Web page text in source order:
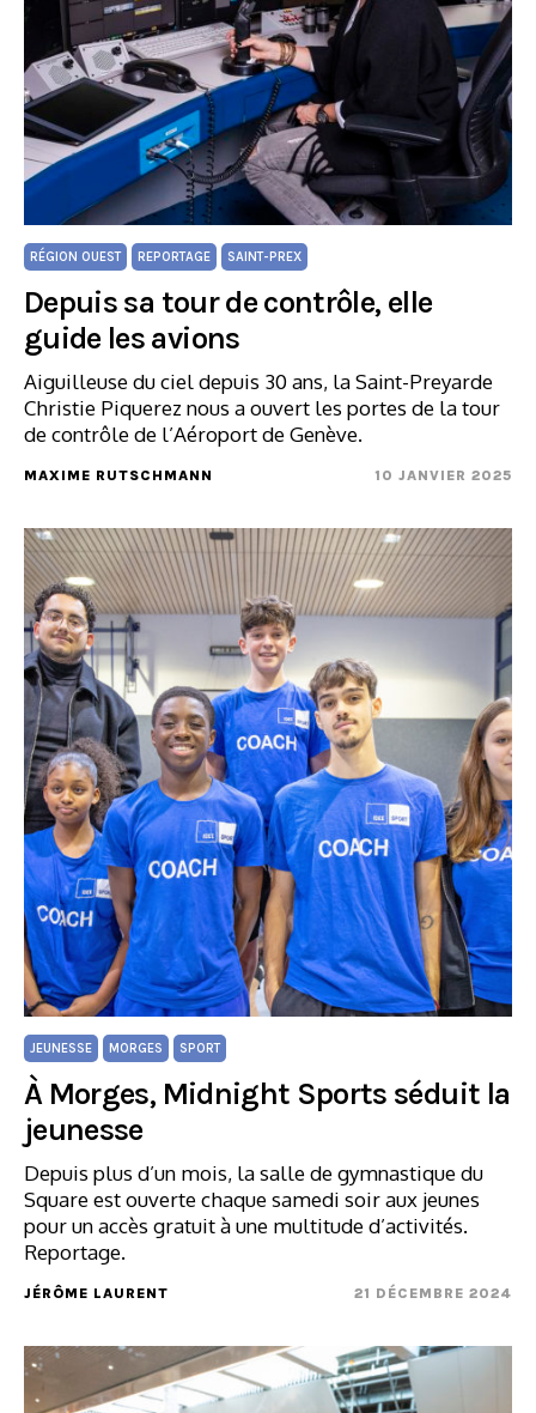
RÉGION OUEST REPORTAGE SAINT-PREX
Depuis sa tour de contrôle, elle
guide les avions
Aiguilleuse du ciel depuis 30 ans, la Saint-Preyarde
Christie Piquerez nous a ouvert les portes de la tour
de contrôle de l’Aéroport de Genève.
MAXIME RUTSCHMANN 10 JANVIER 2025
JEUNESSE MORGES SPORT
À Morges, Midnight Sports séduit la
jeunesse
Depuis plus d’un mois, la salle de gymnastique du
Square est ouverte chaque samedi soir aux jeunes
pour un accès gratuit à une multitude d’activités.
Reportage.
JÉRÔME LAURENT 21 DÉCEMBRE 2024